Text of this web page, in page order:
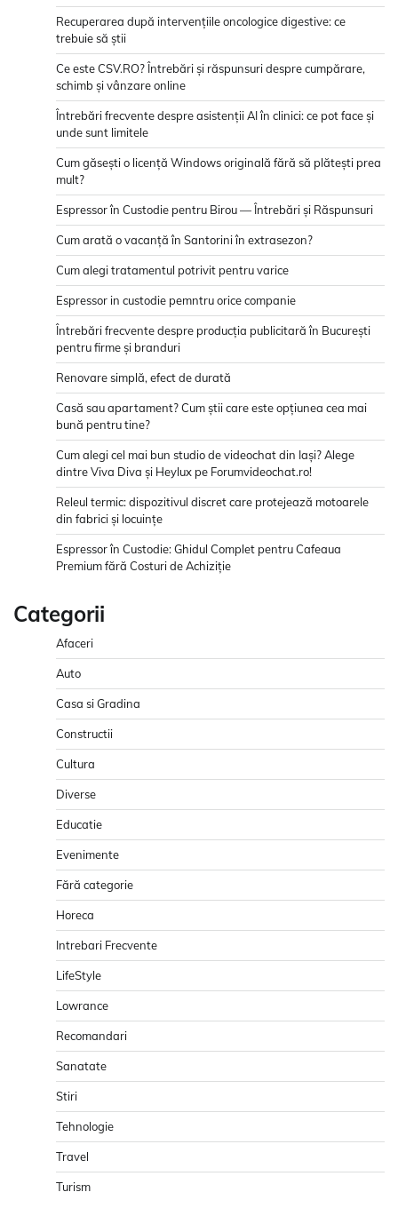
Recuperarea după intervențiile oncologice digestive: ce
trebuie să știi
Ce este CSV.RO? Întrebări și răspunsuri despre cumpărare,
schimb și vânzare online
Întrebări frecvente despre asistenții AI în clinici: ce pot face și
unde sunt limitele
Cum găsești o licență Windows originală fără să plătești prea
mult?
Espressor în Custodie pentru Birou — Întrebări și Răspunsuri
Cum arată o vacanță în Santorini în extrasezon?
Cum alegi tratamentul potrivit pentru varice
Espressor in custodie pemntru orice companie
Întrebări frecvente despre producția publicitară în București
pentru firme și branduri
Renovare simplă, efect de durată
Casă sau apartament? Cum știi care este opțiunea cea mai
bună pentru tine?
Cum alegi cel mai bun studio de videochat din Iași? Alege
dintre Viva Diva și Heylux pe Forumvideochat.ro!
Releul termic: dispozitivul discret care protejează motoarele
din fabrici și locuințe
Espressor în Custodie: Ghidul Complet pentru Cafeaua
Premium fără Costuri de Achiziție
Categorii
Afaceri
Auto
Casa si Gradina
Constructii
Cultura
Diverse
Educatie
Evenimente
Fără categorie
Horeca
Intrebari Frecvente
LifeStyle
Lowrance
Recomandari
Sanatate
Stiri
Tehnologie
Travel
Turism